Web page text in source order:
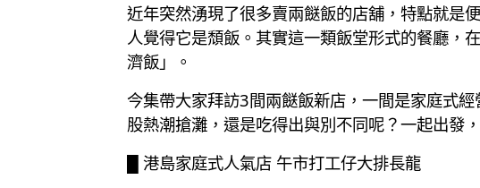
近年突然湧現了很多賣兩餸飯的店舖，特點就是
人覺得它是頹飯。其實這一類飯堂形式的餐廳，
濟飯」。
今集帶大家拜訪3間兩餸飯新店，一間是家庭式
股熱潮搶灘，還是吃得出與別不同呢？一起出發
█ 港島家庭式人氣店 午市打工仔大排長龍